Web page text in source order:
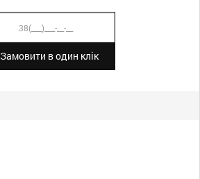
Замовити в один клік